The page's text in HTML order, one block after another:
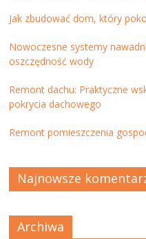
Jak zbudować dom, który
Nowoczesne systemy
oszczędność wody
Remont dachu: Praktyczne
pokrycia dachowego
Remont pomieszczenia
Najnowsze
Archiwa